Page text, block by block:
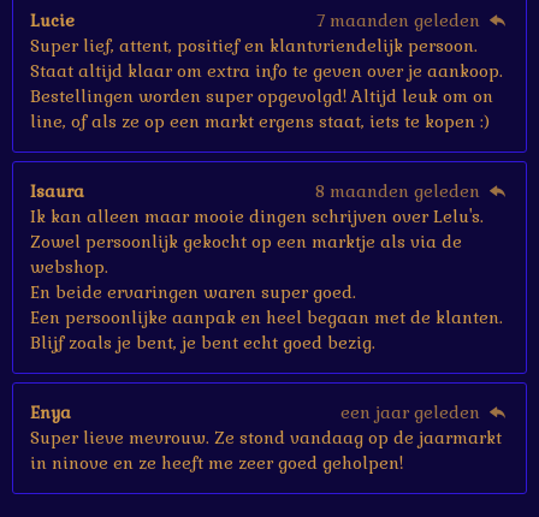
Lucie
7 maanden geleden
Super lief, attent, positief en klantvriendelijk persoon.
Staat altijd klaar om extra info te geven over je aankoop.
Bestellingen worden super opgevolgd! Altijd leuk om on
line, of als ze op een markt ergens staat, iets te kopen :)
Isaura
8 maanden geleden
Ik kan alleen maar mooie dingen schrijven over Lelu's.
Zowel persoonlijk gekocht op een marktje als via de
webshop.
En beide ervaringen waren super goed.
Een persoonlijke aanpak en heel begaan met de klanten.
Blijf zoals je bent, je bent echt goed bezig.
Enya
een jaar geleden
Super lieve mevrouw. Ze stond vandaag op de jaarmarkt
in ninove en ze heeft me zeer goed geholpen!